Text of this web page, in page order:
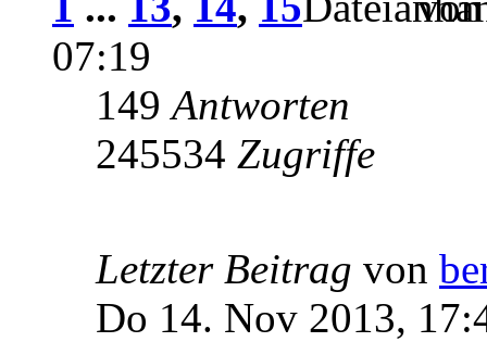
07:19
149Antworten
245534 Zugriffe
Letzter Beitrag von
Do 14. Nov 2013,